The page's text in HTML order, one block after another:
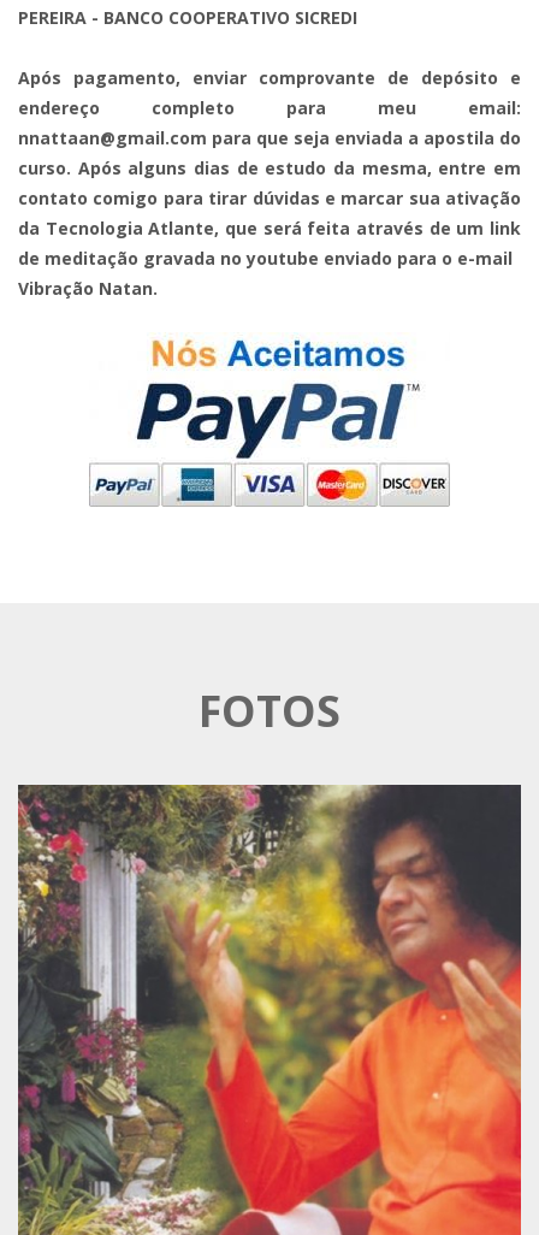
PEREIRA - BANCO COOPERATIVO SICREDI
Após pagamento, enviar comprovante de depósito e
endereço completo para meu email:
nnattaan@gmail.com para que seja enviada a apostila do
curso. Após alguns dias de estudo da mesma, entre em
contato comigo para tirar dúvidas e marcar sua ativação
da Tecnologia Atlante, que será feita através de um link
de meditação gravada no youtube enviado para o e-mail
Vibração Natan.
FOTOS